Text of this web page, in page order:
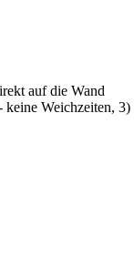
auf die Wand
keine Weichzeiten, 3)